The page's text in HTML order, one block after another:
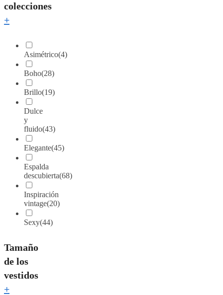
colecciones
+
Asimétrico(4)
Boho(28)
Brillo(19)
Dulce
y
fluido(43)
Elegante(45)
Espalda
descubierta(68)
Inspiración
vintage(20)
Sexy(44)
Tamaño
de los
vestidos
+